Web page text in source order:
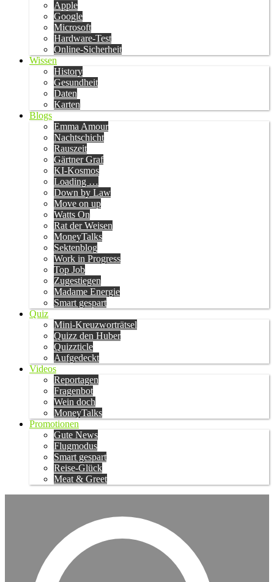
Apple
Google
Microsoft
Hardware-Test
Online-Sicherheit
Wissen
History
Gesundheit
Daten
Karten
Blogs
Emma Amour
Nachtschicht
Rauszeit
Gärtner Graf
KI-Kosmos
Loading …
Down by Law
Move on up
Watts On
Rat der Weisen
MoneyTalks
Sektenblog
Work in Progress
Top Job
Zugestiegen
Madame Energie
Smart gespart
Quiz
Mini-Kreuzworträtsel
Quizz den Huber
Quizzticle
Aufgedeckt
Videos
Reportagen
Fragenbot
Wein doch
MoneyTalks
Promotionen
Gute News
Flugmodus
Smart gespart
Reise-Glück
Meat & Greet